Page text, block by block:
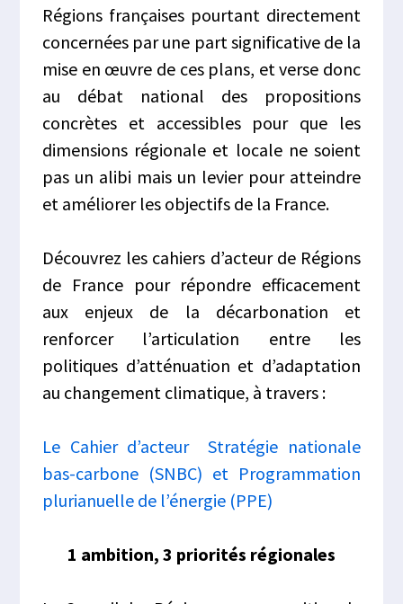
Régions françaises pourtant directement
concernées par une part significative de la
mise en œuvre de ces plans, et verse donc
au débat national des propositions
concrètes et accessibles pour que les
dimensions régionale et locale ne soient
pas un alibi mais un levier pour atteindre
et améliorer les objectifs de la France.
Découvrez les cahiers d’acteur de Régions
de France pour répondre efficacement
aux enjeux de la décarbonation et
renforcer l’articulation entre les
politiques d’atténuation et d’adaptation
au changement climatique, à travers :
Le Cahier d’acteur Stratégie nationale
bas-carbone (SNBC) et Programmation
plurianuelle de l’énergie (PPE)
1 ambition, 3 priorités régionales